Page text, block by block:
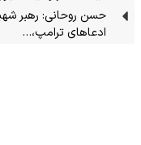
حسن روحانی: رهبر
ادعاهای ترامپ،…